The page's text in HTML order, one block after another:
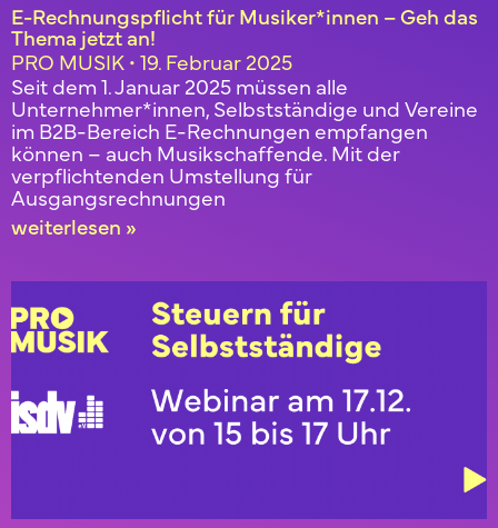
E-Rechnungspflicht für Musiker*innen – Geh das
Thema jetzt an!
PRO MUSIK 19. Februar 2025
Seit dem 1. Januar 2025 müssen alle
Unternehmer*innen, Selbstständige und Vereine
im B2B-Bereich E-Rechnungen empfangen
können – auch Musikschaffende. Mit der
verpflichtenden Umstellung für
Ausgangsrechnungen
weiterlesen »